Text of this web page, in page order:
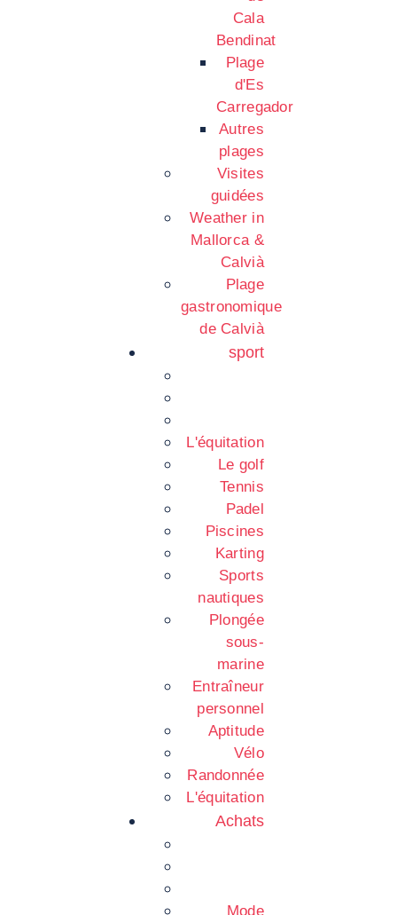
Cala
Bendinat
Plage
d'Es
Carregador
Autres
plages
Visites
guidées
Weather in
Mallorca &
Calvià
Plage
gastronomique
de Calvià
sport
L'équitation
Le golf
Tennis
Padel
Piscines
Karting
Sports
nautiques
Plongée
sous-
marine
Entraîneur
personnel
Aptitude
Vélo
Randonnée
L'équitation
Achats
Mode